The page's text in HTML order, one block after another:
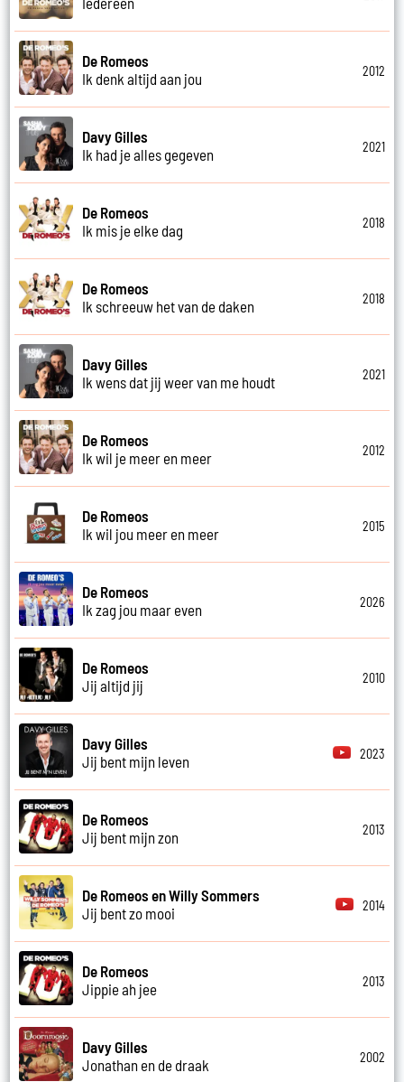
De Romeos
Ik denk altijd aan jou
2012
Davy Gilles
Ik had je alles gegeven
2021
De Romeos
Ik mis je elke dag
2018
De Romeos
Ik schreeuw het van de daken
2018
Davy Gilles
Ik wens dat jij weer van me houdt
2021
De Romeos
Ik wil je meer en meer
2012
De Romeos
Ik wil jou meer en meer
2015
De Romeos
Ik zag jou maar even
2026
De Romeos
Jij altijd jij
2010
Davy Gilles
Jij bent mijn leven
2023
De Romeos
Jij bent mijn zon
2013
De Romeos en Willy Sommers
Jij bent zo mooi
2014
De Romeos
Jippie ah jee
2013
Davy Gilles
Jonathan en de draak
2002